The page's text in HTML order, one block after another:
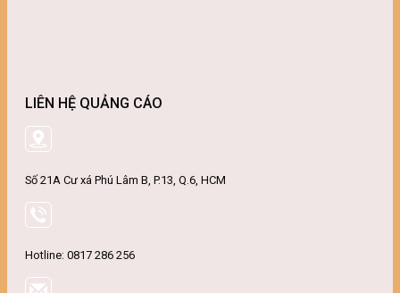
LIÊN HỆ QUẢNG CÁO
Số 21A Cư xá Phú Lâm B, P.13, Q.6, HCM
Hotline: 0817 286 256